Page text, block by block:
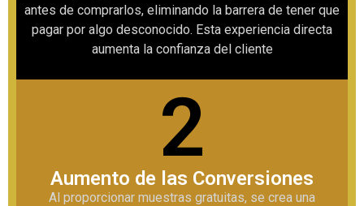
antes de comprarlos, eliminando la barrera de tener que
pagar por algo desconocido. Esta experiencia directa
aumenta la confianza del cliente
2
Aumento de las Conversiones
Al proporcionar muestras gratuitas, se crea una